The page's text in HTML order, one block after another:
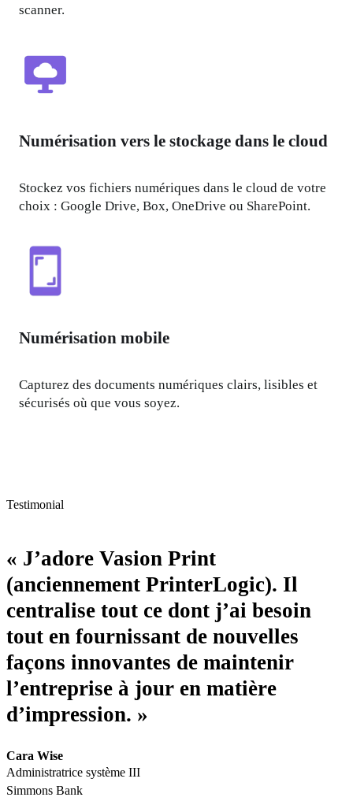
scanner.
Numérisation vers le stockage dans le cloud
Stockez vos fichiers numériques dans le cloud de votre
choix : Google Drive, Box, OneDrive ou SharePoint.
Numérisation mobile
Capturez des documents numériques clairs, lisibles et
sécurisés où que vous soyez.
Testimonial
« J’adore Vasion Print
(anciennement PrinterLogic). Il
centralise tout ce dont j’ai besoin
tout en fournissant de nouvelles
façons innovantes de maintenir
l’entreprise à jour en matière
d’impression. »
Cara Wise
Administratrice système III
Simmons Bank